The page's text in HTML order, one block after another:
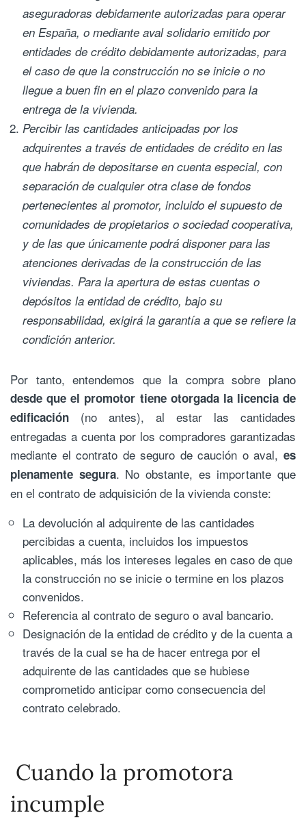
aseguradoras debidamente autorizadas para operar
en España, o mediante aval solidario emitido por
entidades de crédito debidamente autorizadas, para
el caso de que la construcción no se inicie o no
llegue a buen fin en el plazo convenido para la
entrega de la vivienda.
Percibir las cantidades anticipadas por los
adquirentes a través de entidades de crédito en las
que habrán de depositarse en cuenta especial, con
separación de cualquier otra clase de fondos
pertenecientes al promotor, incluido el supuesto de
comunidades de propietarios o sociedad cooperativa,
y de las que únicamente podrá disponer para las
atenciones derivadas de la construcción de las
viviendas. Para la apertura de estas cuentas o
depósitos la entidad de crédito, bajo su
responsabilidad, exigirá la garantía a que se refiere la
condición anterior.
Por tanto, entendemos que la compra sobre plano
desde que el promotor tiene otorgada la licencia de
edificación (no antes), al estar las cantidades
entregadas a cuenta por los compradores garantizadas
mediante el contrato de seguro de caución o aval, es
plenamente segura. No obstante, es importante que
en el contrato de adquisición de la vivienda conste:
La devolución al adquirente de las cantidades
percibidas a cuenta, incluidos los impuestos
aplicables, más los intereses legales en caso de que
la construcción no se inicie o termine en los plazos
convenidos.
Referencia al contrato de seguro o aval bancario.
Designación de la entidad de crédito y de la cuenta a
través de la cual se ha de hacer entrega por el
adquirente de las cantidades que se hubiese
comprometido anticipar como consecuencia del
contrato celebrado.
Cuando la promotora
incumple